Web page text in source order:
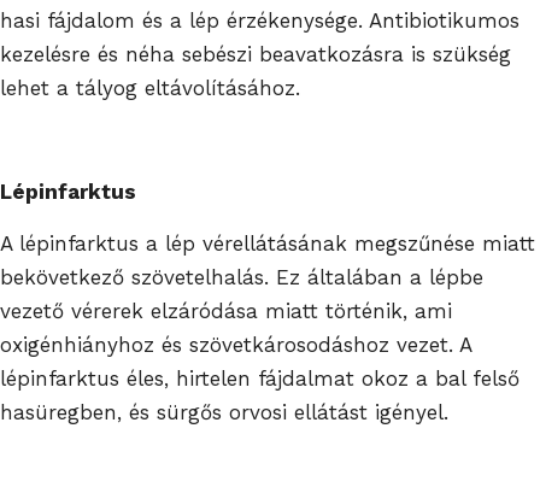
hasi fájdalom és a lép érzékenysége. Antibiotikumos
kezelésre és néha sebészi beavatkozásra is szükség
lehet a tályog eltávolításához.
Lépinfarktus
A lépinfarktus a lép vérellátásának megszűnése miatt
bekövetkező szövetelhalás. Ez általában a lépbe
vezető vérerek elzáródása miatt történik, ami
oxigénhiányhoz és szövetkárosodáshoz vezet. A
lépinfarktus éles, hirtelen fájdalmat okoz a bal felső
hasüregben, és sürgős orvosi ellátást igényel.